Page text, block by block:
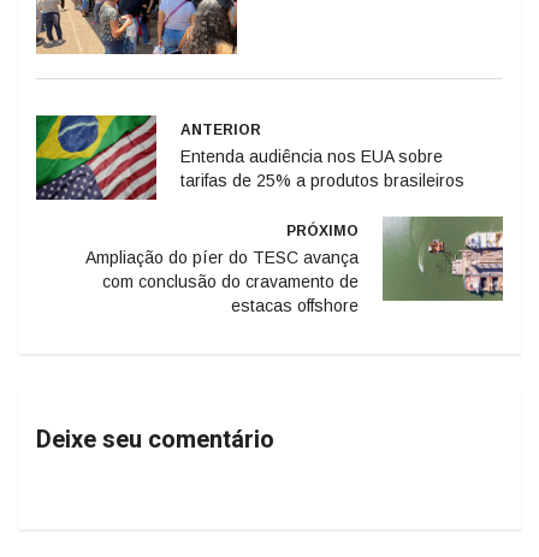
ANTERIOR
Entenda audiência nos EUA sobre
tarifas de 25% a produtos brasileiros
PRÓXIMO
Ampliação do píer do TESC avança
com conclusão do cravamento de
estacas offshore
Deixe seu comentário